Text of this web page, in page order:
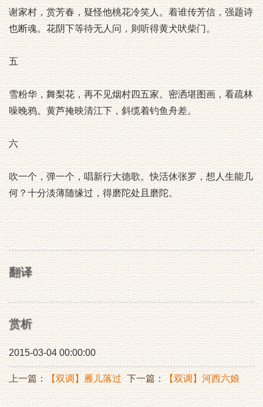
谢家村，赏芳春，疑怪他桃花冷笑人。着谁传芳信，强题诗
也断魂。花阴下等待无人问，则听得黄犬吠柴门。
五
雪粉华，舞梨花，再不见烟村四五家。密洒堪图画，看疏林
噪晚鸦。黄芦掩映清江下，斜缆着钓鱼舟差。
六
吹一个，弹一个，唱新行大德歌。快活休张罗，想人生能几
何？十分淡薄随缘过，得磨陀处且磨陀。
翻译
赏析
2015-03-04 00:00:00
上一篇：【双调】雁儿落过
德胜今
下一篇：【双调】河西六娘
子